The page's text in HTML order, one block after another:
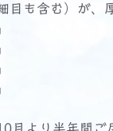
目も含む）が、